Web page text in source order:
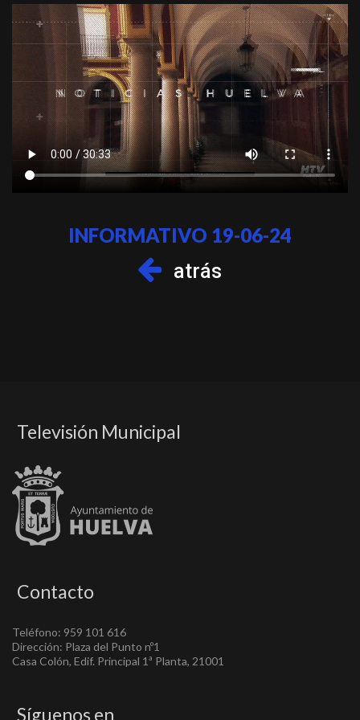
INFORMATIVO 19-06-24
atrás
Televisión Municipal
Contacto
Teléfono: 959 101 616
Dirección: Plaza del Punto nº1
Casa Colón, Edif. Principal 1ª Planta, 21001
Síguenos en